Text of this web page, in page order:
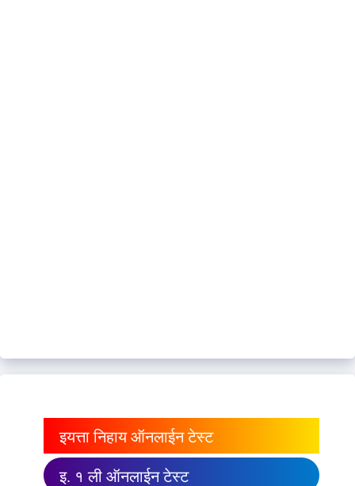
इयत्ता निहाय ऑनलाईन टेस्ट
इ. १ ली ऑनलाईन टेस्ट